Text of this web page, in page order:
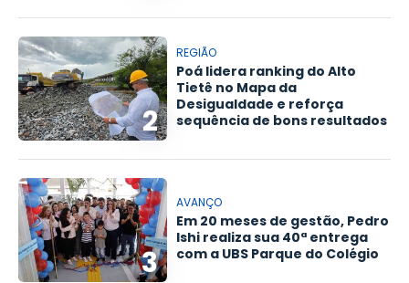
2
REGIÃO
Poá lidera ranking do Alto
Tietê no Mapa da
Desigualdade e reforça
sequência de bons resultados
3
AVANÇO
Em 20 meses de gestão, Pedro
Ishi realiza sua 40ª entrega
com a UBS Parque do Colégio